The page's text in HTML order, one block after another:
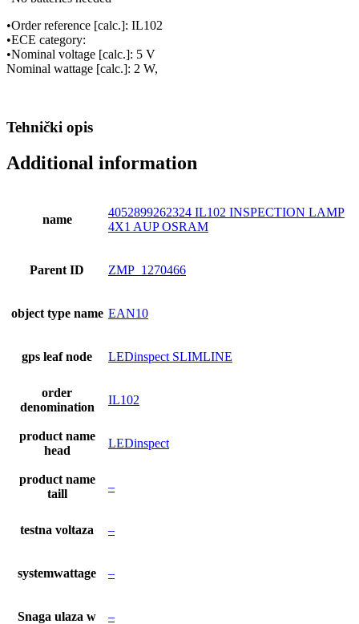
•Order reference [calc.]: IL102
•ECE category:
•Nominal voltage [calc.]: 5 V
Nominal wattage [calc.]: 2 W,
Tehnički opis
Additional information
name
4052899262324 IL102 INSPECTION LAMP
4X1 AUP OSRAM
Parent ID ZMP_1270466
object type name EAN10
gps leaf node LEDinspect SLIMLINE
order
denomination
IL102
product name
head
LEDinspect
product name
taill
–
testna voltaza –
systemwattage –
Snaga ulaza w –